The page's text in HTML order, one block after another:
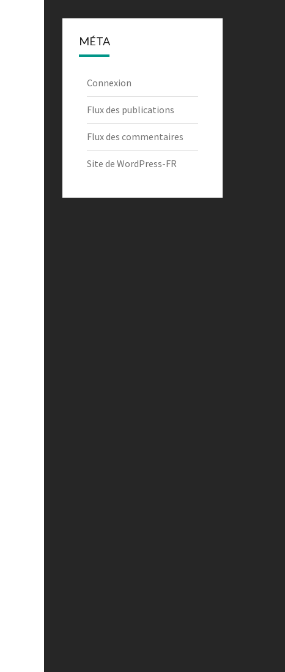
MÉTA
Connexion
Flux des publications
Flux des commentaires
Site de WordPress-FR